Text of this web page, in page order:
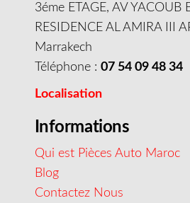
3éme ETAGE, AV YACOUB
RESIDENCE AL AMIRA III
Marrakech
Téléphone : 07 54 09 48 34
Localisation
Informations
Qui est Pièces Auto Maroc
Blog
Contactez Nous